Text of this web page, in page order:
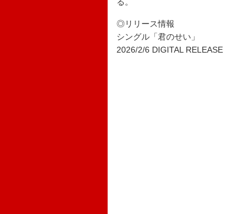
◎リリース情報
シングル「君のせい」
2026/2/6 DIGITAL RELEASE